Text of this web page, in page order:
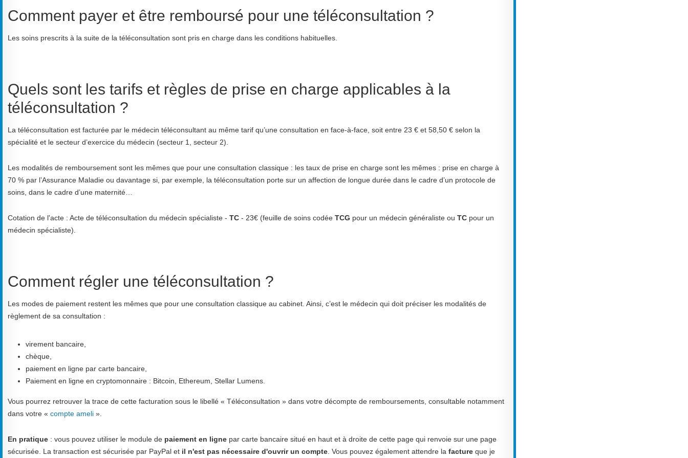
Comment payer et être remboursé pour une téléconsultation ?
Les soins prescrits à la suite de la téléconsultation sont pris en charge dans les conditions habituelles.
Quels sont les tarifs et règles de prise en charge applicables à la
téléconsultation ?
La téléconsultation est facturée par le médecin téléconsultant au même tarif qu’une consultation en face-à-face, soit entre 23 € et 58,50 € selon la
spécialité et le secteur d’exercice du médecin (secteur 1, secteur 2).
Les modalités de remboursement sont les mêmes que pour une consultation classique : les taux de prise en charge sont les mêmes : prise en charge à
70 % par l’Assurance Maladie ou davantage si, par exemple, la téléconsultation porte sur un affection de longue durée dans le cadre d’un protocole de
soins, dans le cadre d’une maternité…
Cotation de l'acte : Acte de téléconsultation du médecin spécialiste - TC - 23€ (feuille de soins codée TCG pour un médecin généraliste ou TC pour un
médecin spécialiste).
Comment régler une téléconsultation ?
Les modes de paiement restent les mêmes que pour une consultation classique au cabinet. Ainsi, c’est le médecin qui doit préciser les modalités de
règlement de sa consultation :
virement bancaire,
chèque,
paiement en ligne par carte bancaire,
Paiement en ligne en cryptomonnaire : Bitcoin, Ethereum, Stellar Lumens.
Vous pourrez retrouver la trace de cette facturation sous le libellé « Téléconsultation » dans votre décompte de remboursements, consultable notamment
dans votre « compte ameli ».
En pratique : vous pouvez utiliser le module de paiement en ligne par carte bancaire situé en haut et à droite de cette page qui renvoie sur une page
sécurisée. La transaction est sécurisée par PayPal et il n'est pas nécessaire d'ouvrir un compte . Vous pouvez également attendre la facture que je